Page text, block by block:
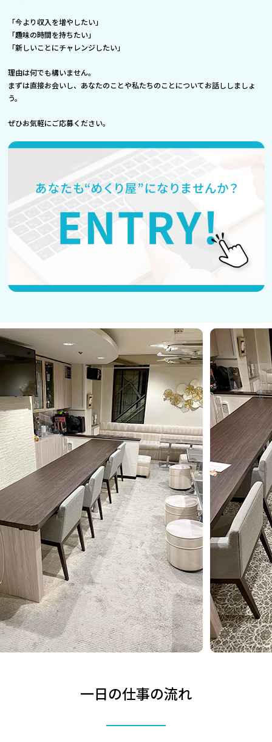
「今より収入を増やしたい」
「趣味の時間を持ちたい」
「新しいことにチャレンジしたい」
理由は何でも構いません。
まずは直接お会いし、あなたのことや私たちのことについてお話ししましょ
う。
ぜひお気軽にご応募ください。
一日の仕事の流れ